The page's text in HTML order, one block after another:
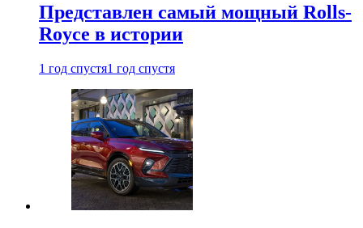
Представлен самый мощный Rolls-
Royce в истории
1 год спустя1 год спустя